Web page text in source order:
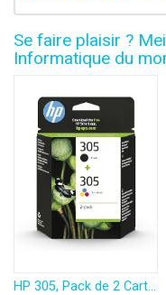
Se faire plaisir ?
Informatique du
HP 305, Pack de 2 Cartouches d’Encre Originales, 6ZD17AE, Noir, Cyan, Jaune, Magenta